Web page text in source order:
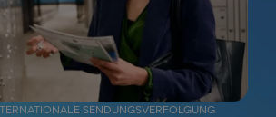
SENDUNGSVERFOLGUNG